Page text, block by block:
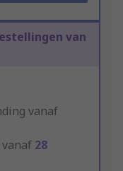
van
vanaf
28